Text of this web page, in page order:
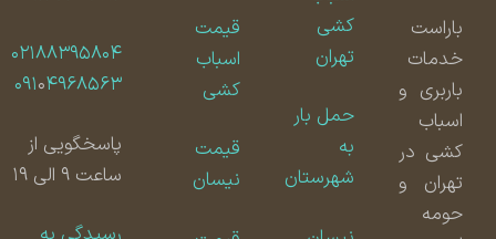
باراست
خدمات
باربری و
اسباب
کشی در
تهران و
حومه
کشی
تهران
حمل بار
شهرستان
قیمت
اسباب
کشی
قیمت
نیسان
۰۲۱۸۸۳۹۵۸۰۴
۰۹۱۰۴۹۶۸۵۶۳
پاسخگویی از
ساعت ۹ الی ۱۹